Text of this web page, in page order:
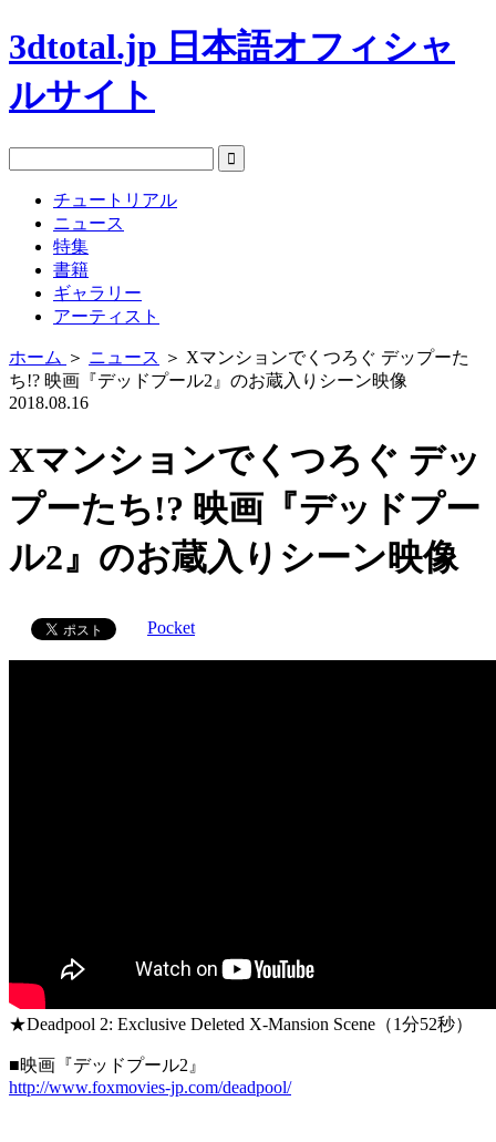
3dtotal.jp 日本語オフィシャ
ルサイト
チュートリアル
ニュース
特集
書籍
ギャラリー
アーティスト
ホーム ＞ ニュース ＞ Xマンションでくつろぐ デップーた
ち!? 映画『デッドプール2』のお蔵入りシーン映像
2018.08.16
Xマンションでくつろぐ デッ
プーたち!? 映画『デッドプー
ル2』のお蔵入りシーン映像
Pocket
★Deadpool 2: Exclusive Deleted X-Mansion Scene（1分52秒）
■映画『デッドプール2』
http://www.foxmovies-jp.com/deadpool/